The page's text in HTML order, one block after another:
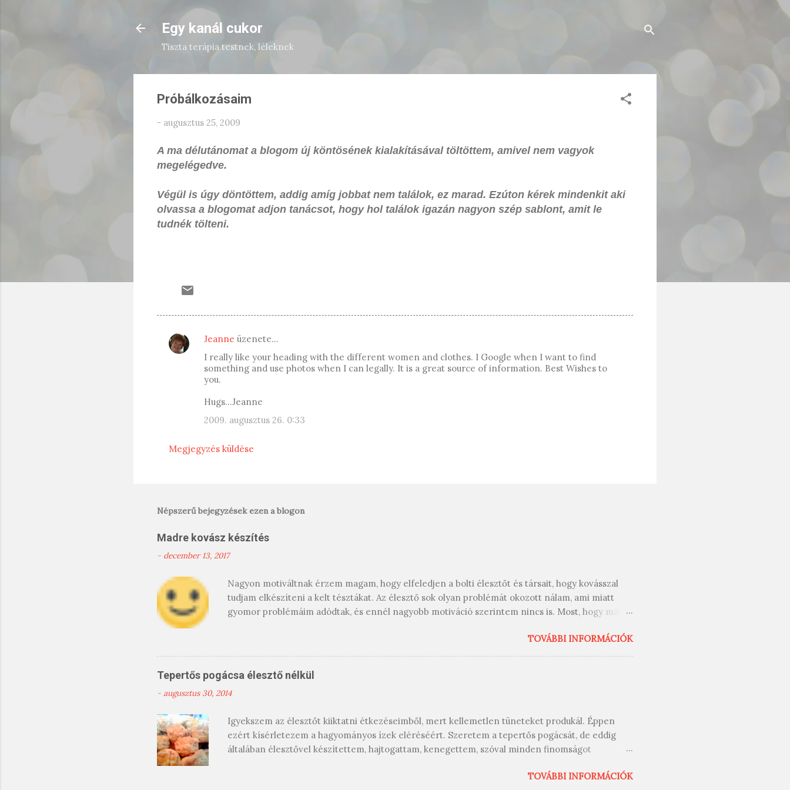
Egy kanál cukor
Tiszta terápia testnek, léleknek
Próbálkozásaim
- augusztus 25, 2009
A ma délutánomat a blogom új köntösének kialakításával töltöttem, amivel nem vagyok
megelégedve.
Végül is úgy döntöttem, addig amíg jobbat nem találok, ez marad. Ezúton kérek mindenkit aki
olvassa a blogomat adjon tanácsot, hogy hol találok igazán nagyon szép sablont, amit le
tudnék tölteni.
M
y
e
Jeanne üzenete…
I really like your heading with the different women and clothes. I Google when I want to find
something and use photos when I can legally. It is a great source of information. Best Wishes to
you.
Hugs...Jeanne
2009. augusztus 26. 0:33
Megjegyzés küldése
Népszerű bejegyzések ezen a blogon
Madre kovász készítés
- december 13, 2017
Nagyon motiváltnak érzem magam, hogy elfeledjen a bolti élesztőt és társait, hogy kovásszal
tudjam elkészíteni a kelt tésztákat. Az élesztő sok olyan problémát okozott nálam, ami miatt
gyomor problémáim adódtak, és ennél nagyobb motiváció szerintem nincs is. Most, hogy már
nagyszerűen sikerült, összefoglalom mit és hogyan csináltam. Az összefoglaló a facebookon
megjelentek alapján lett itt egy oldalra összeszedve, hogy ne kelljen lapozgatni az elkészítés
után, hanem egymás alatt megtalálhassátok annak a leírását. Mindenek előtt egy kis
magyarázat. A Levito Madre egy olasz fajta kovász, vagyis magyarul anyakovász. Nagyobb
tűrőképességű, mint a hagyományos kovász. Mint tudjuk, a kovászt életben kell tartani, etetni,
még a fagyasztóban való tárolást is. Legalább is mások leírásának tanulmányozásaiból ...
TOVÁBBI INFORMÁCIÓK
Tepertős pogácsa élesztő nélkül
- augusztus 30, 2014
Igyekszem az élesztőt kiiktatni étkezéseimből, mert kellemetlen tüneteket produkál. Éppen
ezért kísérletezem a hagyományos ízek eléréséért. Szeretem a tepertős pogácsát, de eddig
általában élesztővel készítettem, hajtogattam, kenegettem, szóval minden finomságot
hagyományosnak mondható, hiszen a kész pogácsa szinte megszólalásig hasonlít az igazira.
TOVÁBBI INFORMÁCIÓK